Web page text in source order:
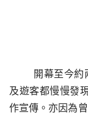
開幕至今約
及遊客都慢慢發
作宣傳。亦因為